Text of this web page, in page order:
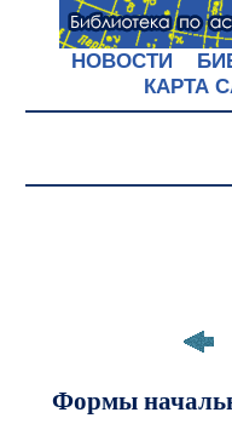
НОВОСТИ
КАРТА
Формы